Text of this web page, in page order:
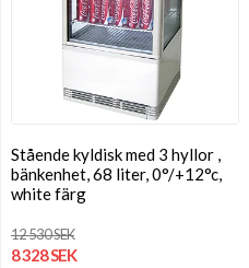
Stående kyldisk med 3 hyllor ,
bänkenhet, 68 liter, 0°/+12°c,
white färg
12 530 SEK
8 328 SEK